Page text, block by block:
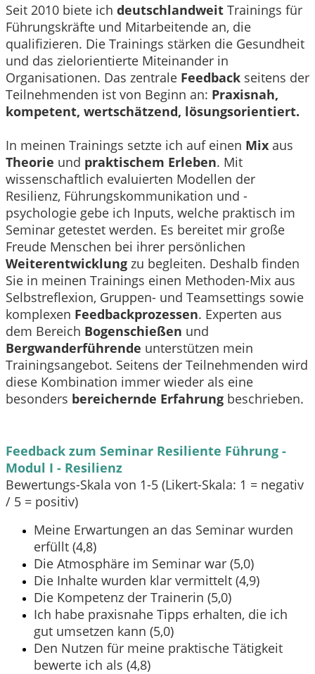
Seit 2010 biete ich deutschlandweit Trainings für
Führungskräfte und Mitarbeitende an, die
qualifizieren. Die Trainings stärken die Gesundheit
und das zielorientierte Miteinander in
Organisationen. Das zentrale Feedback seitens der
Teilnehmenden ist von Beginn an: Praxisnah,
kompetent, wertschätzend, lösungsorientiert.
In meinen Trainings setzte ich auf einen Mix aus
Theorie und praktischem Erleben. Mit
wissenschaftlich evaluierten Modellen der
Resilienz, Führungskommunikation und -
psychologie gebe ich Inputs, welche praktisch im
Seminar getestet werden. Es bereitet mir große
Freude Menschen bei ihrer persönlichen
Weiterentwicklung zu begleiten. Deshalb finden
Sie in meinen Trainings einen Methoden-Mix aus
Selbstreflexion, Gruppen- und Teamsettings sowie
komplexen Feedbackprozessen. Experten aus
dem Bereich Bogenschießen und
Bergwanderführende unterstützen mein
Trainingsangebot. Seitens der Teilnehmenden wird
diese Kombination immer wieder als eine
besonders bereichernde Erfahrung beschrieben.
Feedback zum Seminar Resiliente Führung -
Modul I - Resilienz
Bewertungs-Skala von 1-5 (Likert-Skala: 1 = negativ
/ 5 = positiv)
Meine Erwartungen an das Seminar wurden
erfüllt (4,8)
Die Atmosphäre im Seminar war (5,0)
Die Inhalte wurden klar vermittelt (4,9)
Die Kompetenz der Trainerin (5,0)
Ich habe praxisnahe Tipps erhalten, die ich
gut umsetzen kann (5,0)
Den Nutzen für meine praktische Tätigkeit
bewerte ich als (4,8)